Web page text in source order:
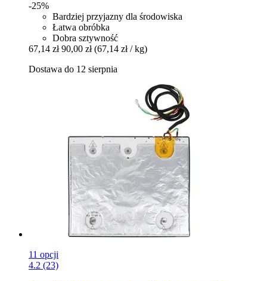
-25%
Bardziej przyjazny dla środowiska
Łatwa obróbka
Dobra sztywność
67,14 zł 90,00 zł (67,14 zł / kg)
Dostawa do 12 sierpnia
11 opcji
4.2 (23)